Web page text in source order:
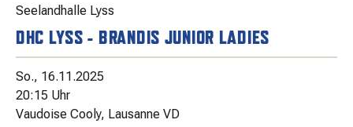
Seelandhalle Lyss
DHC LYSS - BRANDIS JUNIOR LADIES
So., 16.11.2025
20:15 Uhr
Vaudoise Cooly, Lausanne VD